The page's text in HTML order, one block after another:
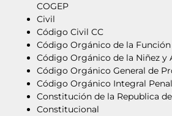
COGEP
Civil
Código Civil CC
Código Orgánico de la Función
Código Orgánico de la Niñez y
Código Orgánico General de
Código Orgánico Integral
Constitución de la Republica
Constitucional